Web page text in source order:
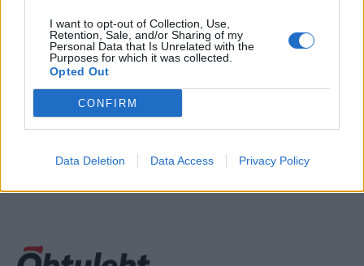
I want to opt-out of Collection, Use,
Retention, Sale, and/or Sharing of my
Personal Data that Is Unrelated with the
Purposes for which it was collected.
Opted Out
CONFIRM
Data Deletion Data Access Privacy Policy
Anname nõu ja ideid, kuidas kiirete asjatoimetuste kõrvalt
välimuse ja hinge eest paremini hoolt kanda ning jagame
põnevaid ja inspireerivaid lugusid inimestest meie endi hulgas.